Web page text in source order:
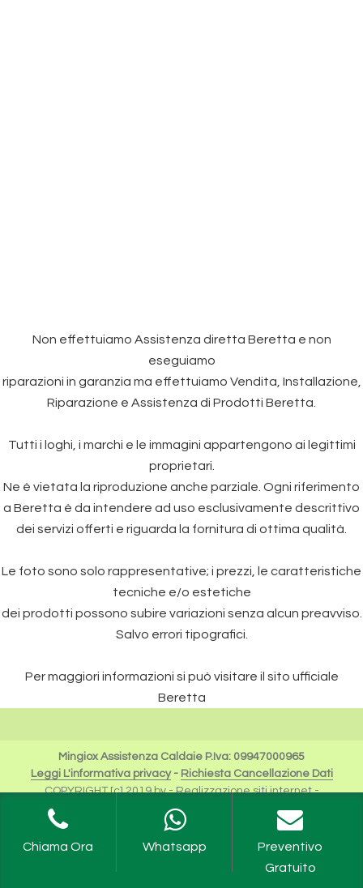
Non effettuiamo Assistenza diretta Beretta e non
eseguiamo
riparazioni in garanzia ma effettuiamo Vendita, Installazione,
Riparazione e Assistenza di Prodotti Beretta.
Tutti i loghi, i marchi e le immagini appartengono ai legittimi
proprietari.
Ne è vietata la riproduzione anche parziale. Ogni riferimento
a Beretta è da intendere ad uso esclusivamente descrittivo
dei servizi offerti e riguarda la fornitura di ottima qualità.
Le foto sono solo rappresentative; i prezzi, le caratteristiche
tecniche e/o estetiche
dei prodotti possono subire variazioni senza alcun preavviso.
Salvo errori tipografici.
Per maggiori informazioni si può visitare il sito ufficiale
Beretta
Mingiox Assistenza Caldaie P.Iva: 09947000965
Leggi L'informativa privacy- Richiesta Cancellazione Dati
COPYRIGHT [c] 2019 by -Realizzazione siti internet-
Solution Group Communication
Siti Roma
I Riferimenti a Beretta sono da intendersi esclusivamente
per scopi descrittivi dei servizi offerti.
Chiama Ora Whatsapp
Preventivo
Gratuito